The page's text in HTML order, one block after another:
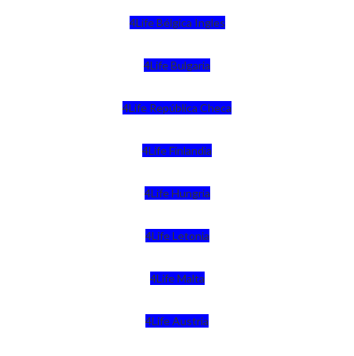
4Life Bélgica Ingles
4Life Bulgaria
4Life República Checa
4Life Finlandia
4Life Hungria
4Life Letonia
4Life Malta
4Life Austria